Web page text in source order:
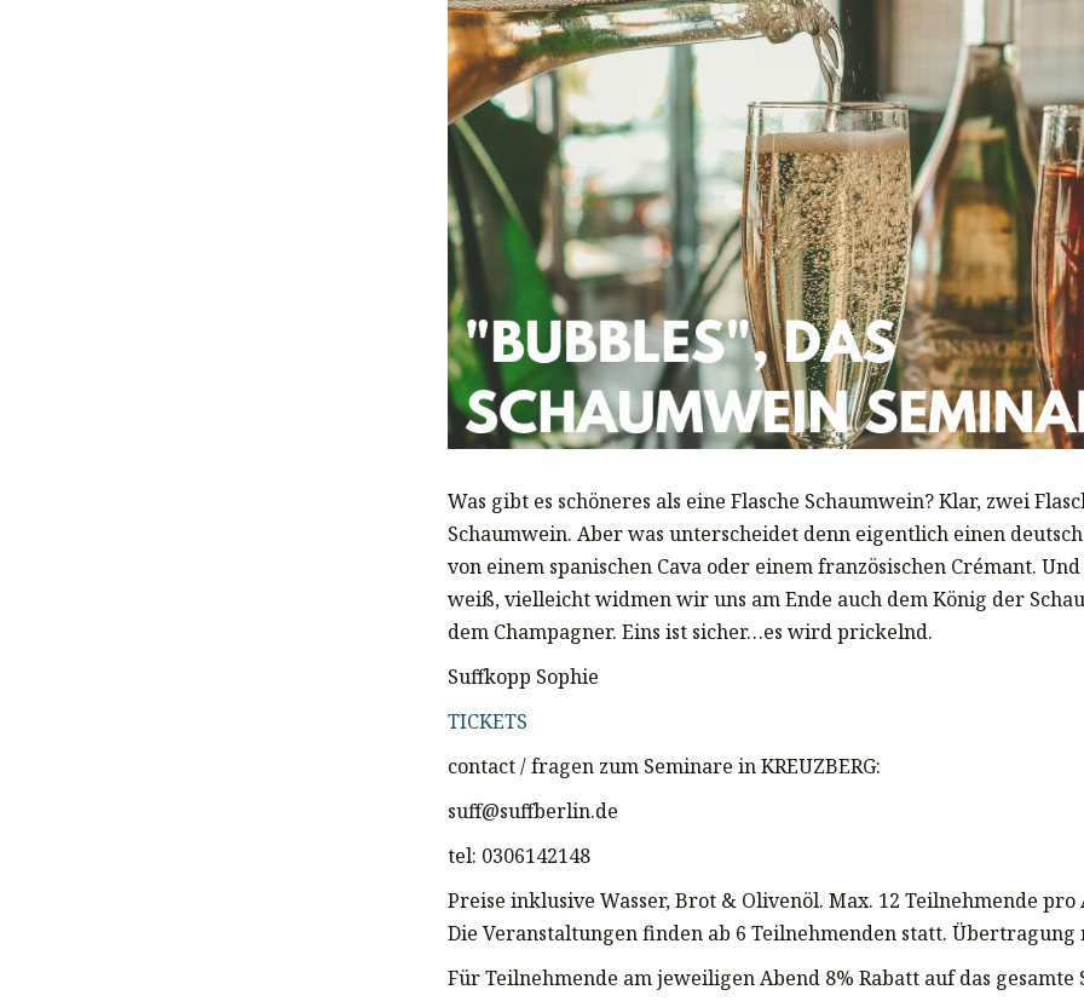
Was gibt es schöneres als eine Flasche Schaumwein? Klar, zwei
Schaumwein. Aber was unterscheidet denn eigentlich einen
von einem spanischen Cava oder einem französischen Crémant.
weiß, vielleicht widmen wir uns am Ende auch dem König der
dem Champagner. Eins ist sicher…es wird prickelnd.
Suffkopp Sophie
TICKETS
contact / fragen zum Seminare in KREUZBERG:
suff@suffberlin.de
tel: 0306142148
Preise inklusive Wasser, Brot & Olivenöl. Max. 12 Teilnehmende pro
Die Veranstaltungen finden ab 6 Teilnehmenden statt. Übertragung
Für Teilnehmende am jeweiligen Abend 8% Rabatt auf das gesamte